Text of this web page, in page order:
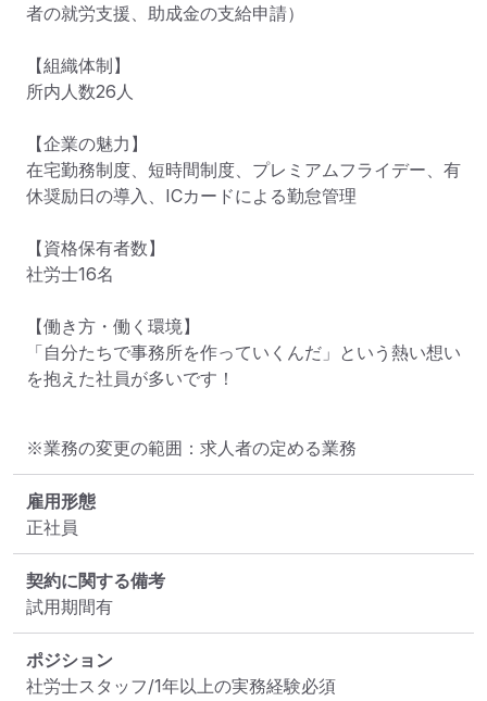
者の就労支援、助成金の支給申請）
【組織体制】
所内人数26人
【企業の魅力】
在宅勤務制度、短時間制度、プレミアムフライデー、有
休奨励日の導入、ICカードによる勤怠管理
【資格保有者数】
社労士16名
【働き方・働く環境】
「自分たちで事務所を作っていくんだ」という熱い想い
を抱えた社員が多いです！
※業務の変更の範囲：求人者の定める業務
雇用形態
正社員
契約に関する備考
試用期間有
ポジション
社労士スタッフ/1年以上の実務経験必須